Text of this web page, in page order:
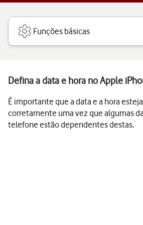
Funções básicas
Defina a data e hora no Apple
É importante que a data e a hora
corretamente uma vez que algumas
telefone estão dependentes destas.